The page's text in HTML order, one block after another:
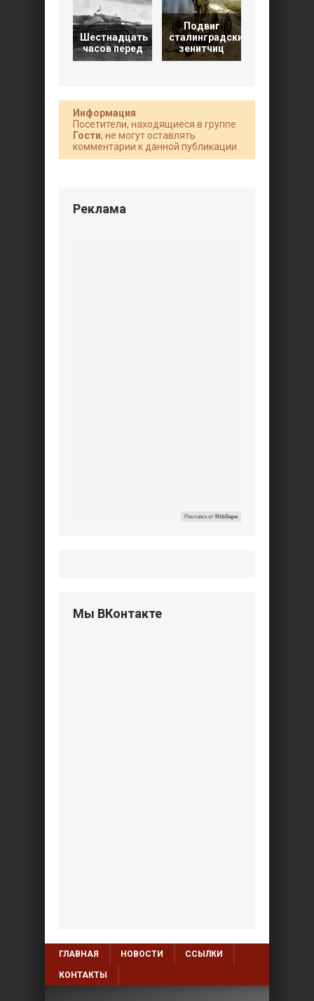
Шестнадцать
часов перед
Подвиг
сталинградских
зенитчиц
Информация
Посетители, находящиеся в группе
Гости, не могут оставлять
комментарии к данной публикации.
Реклама
Реклама от RtbSape
Мы ВКонтакте
ГЛАВНАЯ НОВОСТИ ССЫЛКИ
КОНТАКТЫ